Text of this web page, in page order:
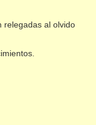
relegadas al olvido